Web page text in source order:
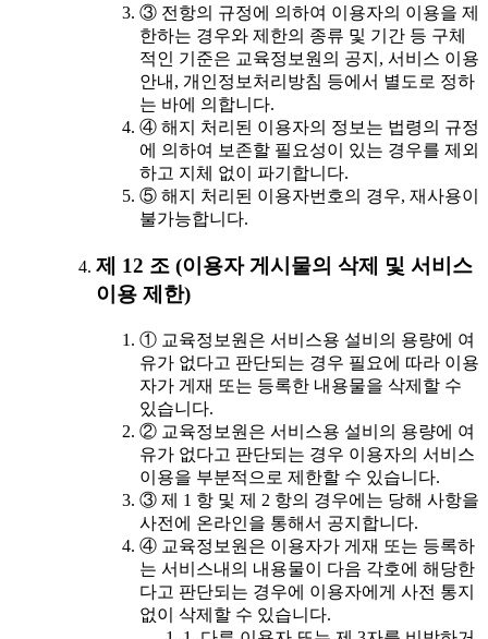
③ 전항의 규정에 의하여 이용자의 이용을 제
한하는 경우와 제한의 종류 및 기간 등 구체
적인 기준은 교육정보원의 공지, 서비스 이용
안내, 개인정보처리방침 등에서 별도로 정하
는 바에 의합니다.
④ 해지 처리된 이용자의 정보는 법령의 규정
에 의하여 보존할 필요성이 있는 경우를 제외
하고 지체 없이 파기합니다.
⑤ 해지 처리된 이용자번호의 경우, 재사용이
불가능합니다.
제 12 조 (이용자 게시물의 삭제 및 서비스
이용 제한)
① 교육정보원은 서비스용 설비의 용량에 여
유가 없다고 판단되는 경우 필요에 따라 이용
자가 게재 또는 등록한 내용물을 삭제할 수
있습니다.
② 교육정보원은 서비스용 설비의 용량에 여
유가 없다고 판단되는 경우 이용자의 서비스
이용을 부분적으로 제한할 수 있습니다.
③ 제 1 항 및 제 2 항의 경우에는 당해 사항을
사전에 온라인을 통해서 공지합니다.
④ 교육정보원은 이용자가 게재 또는 등록하
는 서비스내의 내용물이 다음 각호에 해당한
다고 판단되는 경우에 이용자에게 사전 통지
없이 삭제할 수 있습니다.